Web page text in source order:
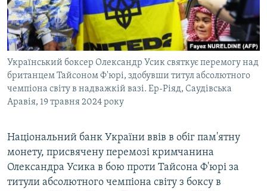
УКРАЇНСЬКА ПРОБЛЕМА КРИМУ
ІНФОГРАФІКА
ДОЛУЧАЙСЯ!
Усі сайти RFE/RL
Український боксер Олександр Усик святкує перемогу над
британцем Тайсоном Ф'юрі, здобувши титул абсолютного
чемпіона світу в надважкій вазі. Ер-Ріяд, Саудівська
Аравія, 19 травня 2024 року
Національний банк України ввів в обіг пам'ятну
монету, присвячену перемозі кримчанина
Олександра Усика в бою проти Тайсона Ф'юрі за
титули абсолютного чемпіона світу з боксу в